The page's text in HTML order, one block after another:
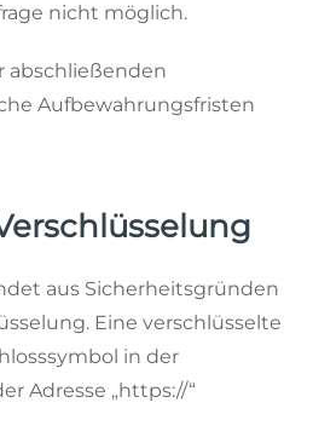
nicht möglich.
abschließenden
Aufbewahrungsfristen
aus Sicherheitsgründen
Eine verschlüsselte
in der
Adresse „https://“